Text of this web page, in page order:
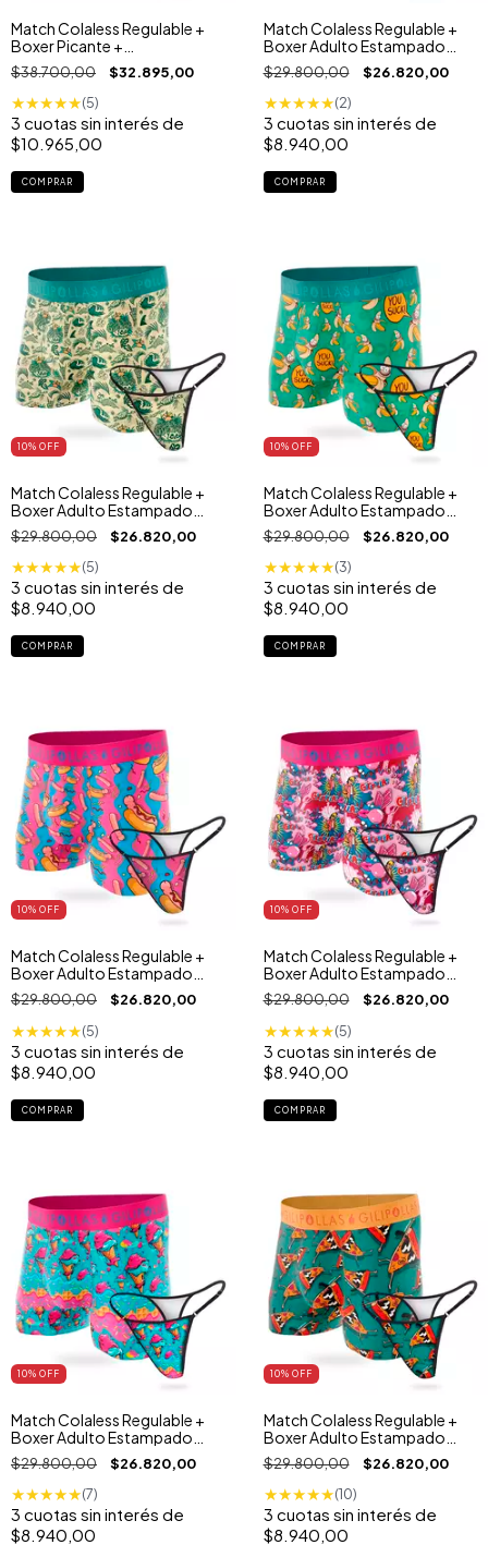
Match Colaless Regulable +
Boxer Picante +
Aromatizador
$38.700,00 $32.895,00
★★★★★(5)
3 cuotas sin interés de
$10.965,00
COMPRAR
Match Colaless Regulable +
Boxer Adulto Estampado
Shark Bite
$29.800,00 $26.820,00
★★★★★(2)
3 cuotas sin interés de
$8.940,00
COMPRAR
10% OFF
Match Colaless Regulable +
Boxer Adulto Estampado
Hawaiian Skull
$29.800,00 $26.820,00
★★★★★(5)
3 cuotas sin interés de
$8.940,00
COMPRAR
10% OFF
Match Colaless Regulable +
Boxer Adulto Estampado
Bananin
$29.800,00 $26.820,00
★★★★★(3)
3 cuotas sin interés de
$8.940,00
COMPRAR
10% OFF
Match Colaless Regulable +
Boxer Adulto Estampado
Pancho Pene
$29.800,00 $26.820,00
★★★★★(5)
3 cuotas sin interés de
$8.940,00
COMPRAR
10% OFF
Match Colaless Regulable +
Boxer Adulto Estampado
Bubble Gum
$29.800,00 $26.820,00
★★★★★(5)
3 cuotas sin interés de
$8.940,00
COMPRAR
10% OFF
Match Colaless Regulable +
Boxer Adulto Estampado
Dolce Neve
$29.800,00 $26.820,00
★★★★★(7)
3 cuotas sin interés de
$8.940,00
10% OFF
Match Colaless Regulable +
Boxer Adulto Estampado
Love Pizza
$29.800,00 $26.820,00
★★★★★(10)
3 cuotas sin interés de
$8.940,00